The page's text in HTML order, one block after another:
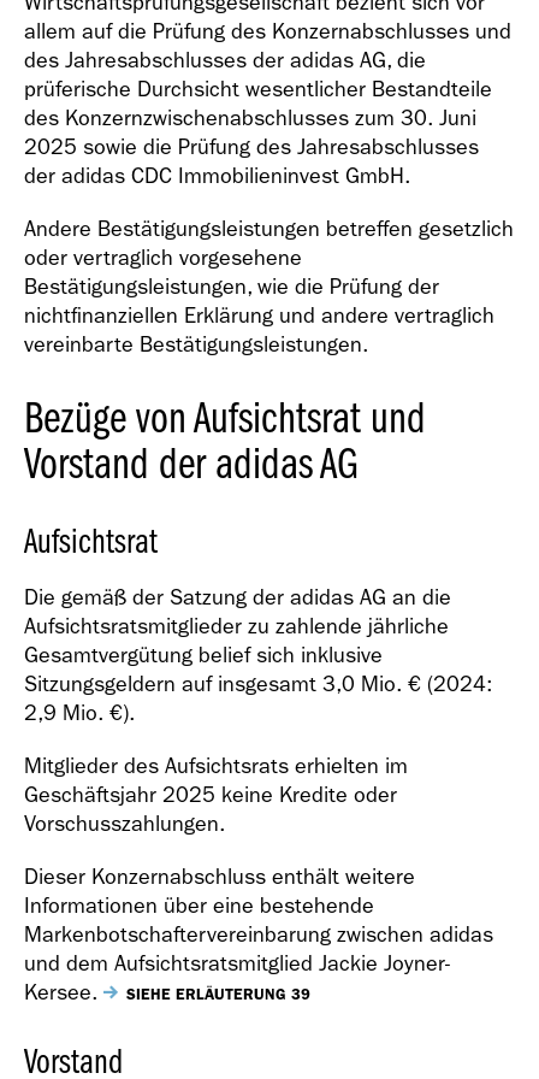
allem auf die Prüfung des Konzernabschlusses und
des Jahresabschlusses der adidas AG, die
prüferische Durchsicht wesentlicher Bestandteile
des Konzernzwischenabschlusses zum 30. Juni
2025 sowie die Prüfung des Jahresabschlusses
der adidas CDC Immobilieninvest GmbH.
Andere Bestätigungsleistungen betreffen gesetzlich
oder vertraglich vorgesehene
Bestätigungsleistungen, wie die Prüfung der
nichtfinanziellen Erklärung und andere vertraglich
vereinbarte Bestätigungsleistungen.
Bezüge von Aufsichtsrat und
Vorstand der adidas AG
Aufsichtsrat
Die gemäß der Satzung der adidas AG an die
Aufsichtsratsmitglieder zu zahlende jährliche
Gesamtvergütung belief sich inklusive
Sitzungsgeldern auf insgesamt 3,0 Mio. € (2024:
2,9 Mio. €).
Mitglieder des Aufsichtsrats erhielten im
Geschäftsjahr 2025 keine Kredite oder
Vorschusszahlungen.
Dieser Konzernabschluss enthält weitere
Informationen über eine bestehende
Markenbotschaftervereinbarung zwischen adidas
und dem Aufsichtsratsmitglied Jackie Joyner-
Kersee.
SIEHE ERLÄUTERUNG 39
Vorstand